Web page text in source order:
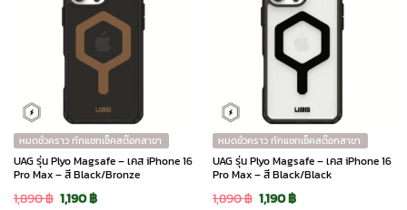
หมดชั่วคราว ทักแชทเช็คสต๊อกสาขา
UAG รุ่น Plyo Magsafe – เคส iPhone 16
Pro Max – สี Black/Bronze
1,890฿ Original
1,190฿Current
หมดชั่วคราว ทักแชทเช็คสต๊อกสาขา
UAG รุ่น Plyo Magsafe – เคส iPhone 16
Pro Max – สี Black/Black
1,890฿ Original
1,190฿Current